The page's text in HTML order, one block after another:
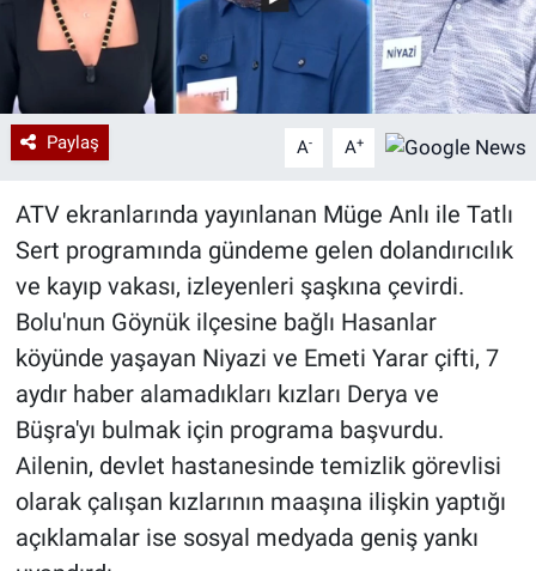
Paylaş A- A+
ATV ekranlarında yayınlanan Müge Anlı ile Tatlı
Sert programında gündeme gelen dolandırıcılık
ve kayıp vakası, izleyenleri şaşkına çevirdi.
Bolu'nun Göynük ilçesine bağlı Hasanlar
köyünde yaşayan Niyazi ve Emeti Yarar çifti, 7
aydır haber alamadıkları kızları Derya ve
Büşra'yı bulmak için programa başvurdu.
Ailenin, devlet hastanesinde temizlik görevlisi
olarak çalışan kızlarının maaşına ilişkin yaptığı
açıklamalar ise sosyal medyada geniş yankı
Ramazan